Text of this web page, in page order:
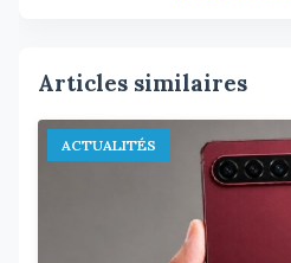
Articles similaires
ACTUALITÉS